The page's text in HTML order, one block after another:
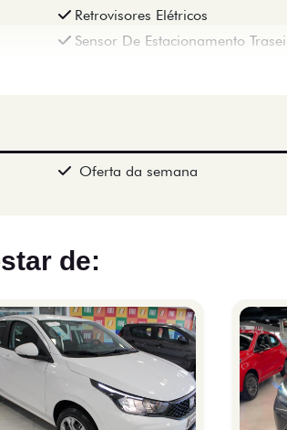
Retrovisores Elétricos
Sensor De Estacionamento
Oferta da semana
de: